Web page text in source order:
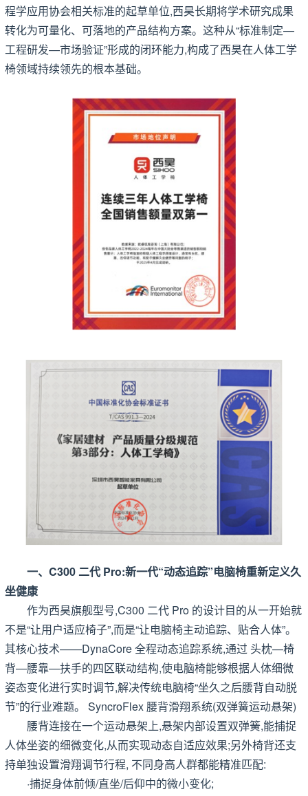
程学应用协会相关标准的起草单位,西昊长期将学术研究成果
转化为可量化、可落地的产品结构方案。这种从“标准制定—
工程研发—市场验证”形成的闭环能力,构成了西昊在人体工学
椅领域持续领先的根本基础。
一、C300 二代 Pro:新一代“动态追踪”电脑椅重新定义久
坐健康
作为西昊旗舰型号,C300 二代 Pro 的设计目的从一开始就
不是“让用户适应椅子”,而是“让电脑椅主动追踪、贴合人体”。
其核心技术——DynaCore 全程动态追踪系统,通过 头枕—椅
背—腰靠—扶手的四区联动结构,使电脑椅能够根据人体细微
姿态变化进行实时调节,解决传统电脑椅“坐久之后腰背自动脱
节”的行业难题。 SyncroFlex 腰背滑翔系统(双弹簧运动悬架)
腰背连接在一个运动悬架上,悬架内部设置双弹簧,能捕捉
人体坐姿的细微变化,从而实现动态自适应效果;另外椅背还支
持单独设置滑翔调节行程, 不同身高人群都能精准匹配:
·捕捉身体前倾/直坐/后仰中的微小变化;